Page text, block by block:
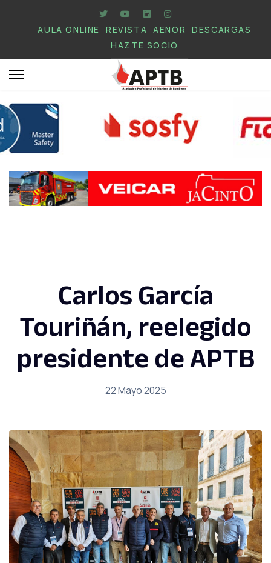
AULA ONLINE REVISTA AENOR
DESCARGAS
HAZTE SOCIO
Carlos García
Touriñán, reelegido
presidente de APTB
22 Mayo 2025